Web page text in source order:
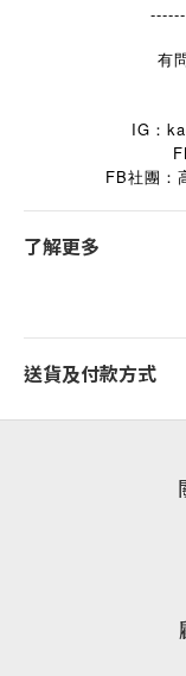
有
IG：
FB社團：
了解更多
送貨及付款方式